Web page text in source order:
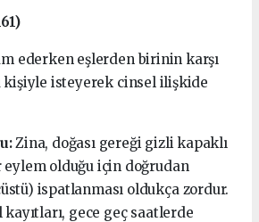
ederken eşlerden birinin karşı
kişiyle isteyerek cinsel ilişkide
Zina, doğası gereği gizli kapaklı
olduğu için doğrudan
ispatlanması oldukça zordur.
kayıtları, gece geç saatlerde